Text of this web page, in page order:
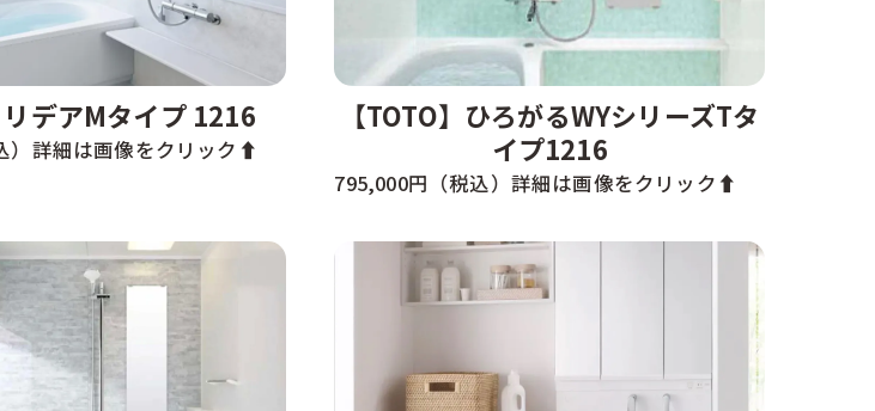
リデアMタイプ 1216
）詳細は画像をクリック⬆️
【TOTO】ひろがるWYシリーズTタ
イプ1216
795,000円（税込）詳細は画像をクリック⬆️